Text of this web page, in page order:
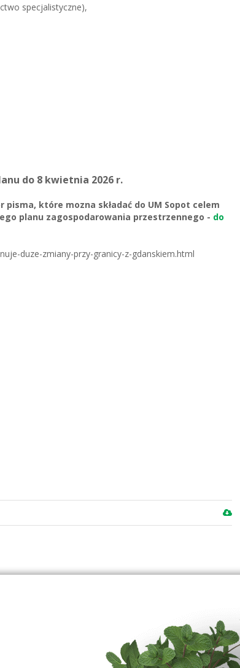
specjalistyczne),
do 8 kwietnia 2026 r.
pisma, które mozna składać do UM Sopot celem
planu zagospodarowania przestrzennego - do
duze-zmiany-przy-granicy-z-gdanskiem.html